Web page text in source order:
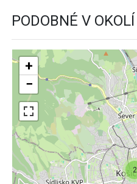
PODOBNÉ V OKOLÍ
2
+
−